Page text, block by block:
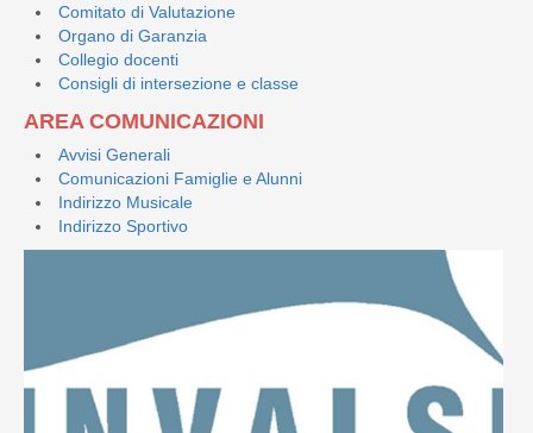
Comitato di Valutazione
Organo di Garanzia
Collegio docenti
Consigli di intersezione e classe
AREA COMUNICAZIONI
Avvisi Generali
Comunicazioni Famiglie e Alunni
Indirizzo Musicale
Indirizzo Sportivo